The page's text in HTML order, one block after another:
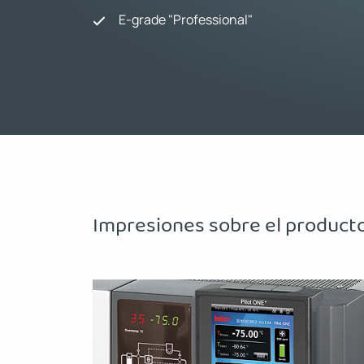
E-grade "Professional"
Impresiones sobre el